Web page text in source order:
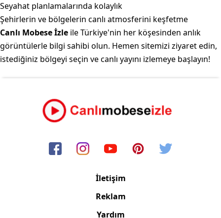
Seyahat planlamalarında kolaylık
Şehirlerin ve bölgelerin canlı atmosferini keşfetme
Canlı Mobese İzle ile Türkiye'nin her köşesinden anlık
görüntülerle bilgi sahibi olun. Hemen sitemizi ziyaret edin,
istediğiniz bölgeyi seçin ve canlı yayını izlemeye başlayın!
İletişim
Reklam
Yardım